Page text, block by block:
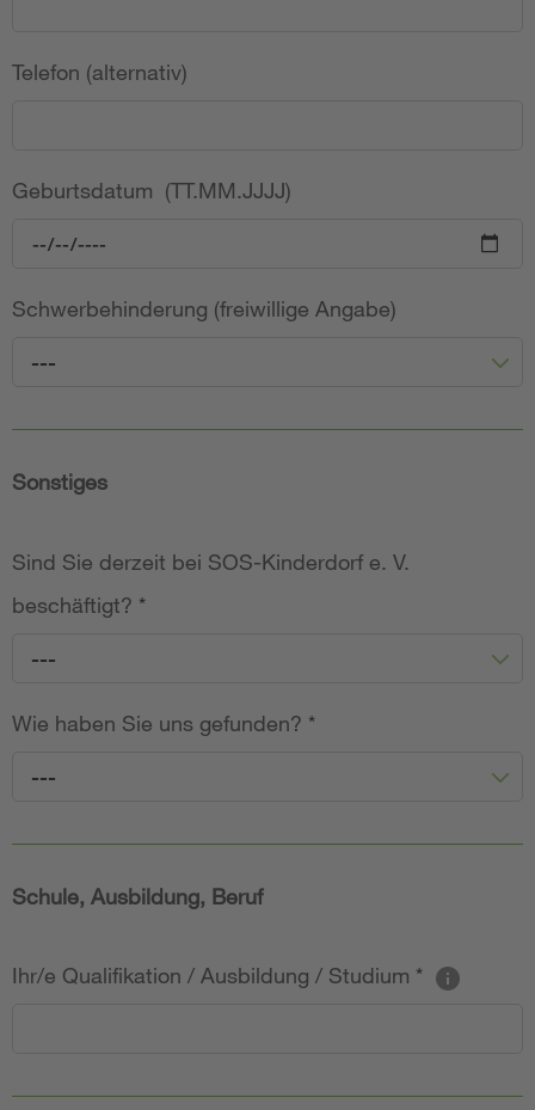
Telefon (alternativ)
Geburtsdatum (TT.MM.JJJJ)
Schwerbehinderung (freiwillige Angabe)
---
Sonstiges
Sind Sie derzeit bei SOS-Kinderdorf e. V.
beschäftigt? *
---
Wie haben Sie uns gefunden? *
---
Schule, Ausbildung, Beruf
Ihr/e Qualifikation / Ausbildung / Studium *